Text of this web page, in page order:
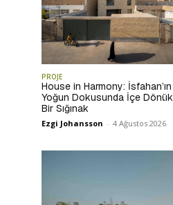
PROJE
House in Harmony: İsfahan’ın
Yoğun Dokusunda İçe Dönük
Bir Sığınak
Ezgi Johansson - 4 Ağustos 2026